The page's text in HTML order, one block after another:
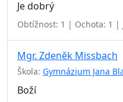
Je dobrý
Obtížnost: 1 | Ochota: 1 |
Mgr. Zdeněk Missbach
Škola: Gymnázium Jana
Boží